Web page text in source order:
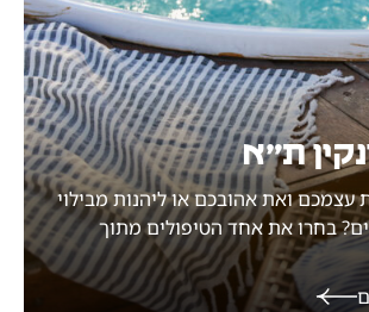
ת״א
עצמכם ואת אהובכם או ליהנות מבילוי
בחרו את אחד הטיפולים מתוך
שלנו ופתחו בקבוק שמפניה. לאחר
לנוח ולתפוס שלווה.